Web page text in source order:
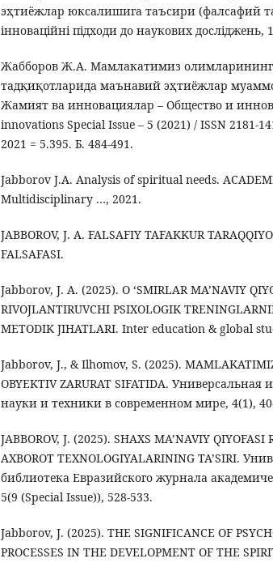
эҳтиёжлар юксалишига таъсири (фалсафий
інноваційні підходи до наукових досліджень,
Жабборов Ж.А. Мамлакатимиз
тадқиқотларида маънавий эҳтиёжлар
Жамият ва инновациялар – Общество и
innovations Special Issue – 5 (2021) / ISSN 2181-
2021 = 5.395. Б. 484-491.
Jabborov J.A. Analysis of spiritual needs.
Multidisciplinary …, 2021.
JABBOROV, J. A. FALSAFIY TAFAKKUR
FALSAFASI.
Jabborov, J. А. (2025). O ‘SMIRLAR MA’NAVIY
RIVOJLANTIRUVCHI PSIXOLOGIK
METODIK JIHATLARI. Inter education & global
Jabborov, J., & Ilhomov, S. (2025).
OBYEKTIV ZARURAT SIFATIDA.
науки и техники в современном мире, 4(1),
JABBOROV, J. (2025). SHAXS MA’NAVIY QIYOFASI
AXBOROT TEXNOLOGIYALARINING TA’SIRI.
библиотека Евразийского журнала
5(9 (Special Issue)), 528-533.
Jabborov, J. (2025). THE SIGNIFICANCE OF
PROCESSES IN THE DEVELOPMENT OF THE